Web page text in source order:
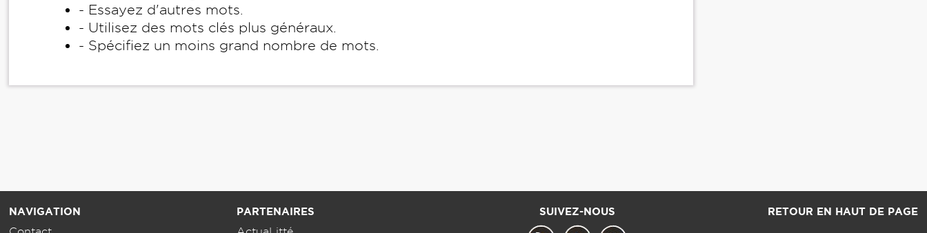
- Essayez d'autres mots.
- Utilisez des mots clés plus généraux.
- Spécifiez un moins grand nombre de mots.
NAVIGATION
PARTENAIRES
SUIVEZ-NOUS RETOUR EN HAUT DE PAGE